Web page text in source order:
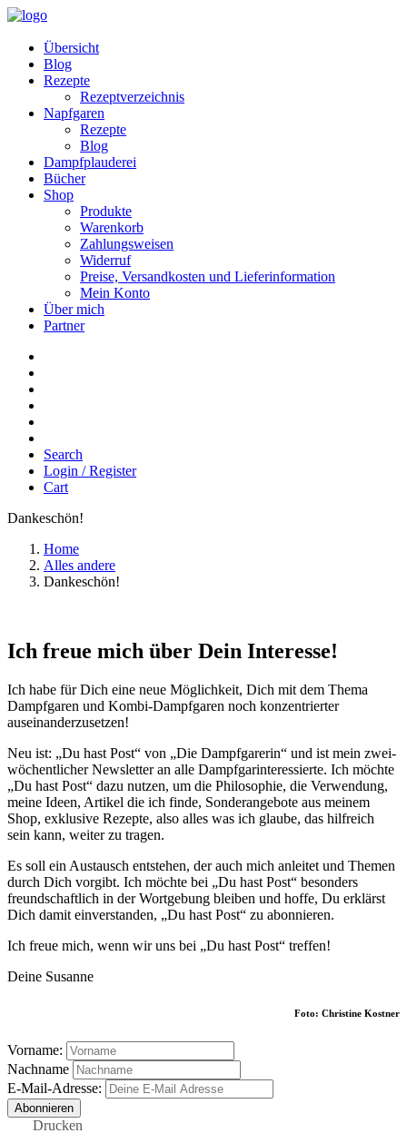
Übersicht
Blog
Rezepte
Rezeptverzeichnis
Napfgaren
Rezepte
Blog
Dampfplauderei
Bücher
Shop
Produkte
Warenkorb
Zahlungsweisen
Widerruf
Preise, Versandkosten und Lieferinformation
Mein Konto
Über mich
Partner
Search
Login / Register
Cart
Dankeschön!
Home
Alles andere
Dankeschön!
Ich freue mich über Dein Interesse!
Ich habe für Dich eine neue Möglichkeit, Dich mit dem Thema
Dampfgaren und Kombi-Dampfgaren noch konzentrierter
auseinanderzusetzen!
Neu ist: „Du hast Post“ von „Die Dampfgarerin“ und ist mein zwei-
wöchentlicher Newsletter an alle Dampfgarinteressierte. Ich möchte
„Du hast Post“ dazu nutzen, um die Philosophie, die Verwendung,
meine Ideen, Artikel die ich finde, Sonderangebote aus meinem
Shop, exklusive Rezepte, also alles was ich glaube, das hilfreich
sein kann, weiter zu tragen.
Es soll ein Austausch entstehen, der auch mich anleitet und Themen
durch Dich vorgibt. Ich möchte bei „Du hast Post“ besonders
freundschaftlich in der Wortgebung bleiben und hoffe, Du erklärst
Dich damit einverstanden, „Du hast Post“ zu abonnieren.
Ich freue mich, wenn wir uns bei „Du hast Post“ treffen!
Deine Susanne
Foto: Christine Kostner
Vorname:
Nachname
E-Mail-Adresse:
Drucken